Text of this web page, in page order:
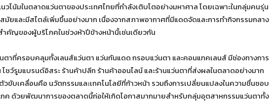
น้มในตลาดแว่นตาของประเทศไทยที่กำลังเติบโตอย่างมหาศาล โดยเฉพาะในกลุ่มคนรุ่น
มัยและมีสไตล์เพิ่มขึ้นอย่างมาก เนื่องจากสภาพอากาศที่มีแดดจัดและการทำกิจกรรมกลาง
คัญของผู้บริโภคในช่วงห้าปีข้างหน้านี้เช่นเดียวกัน
ที่ครอบคลุมทั้งเลนส์แว่นตา แว่นกันแดด กรอบแว่นตา และคอนแทคเลนส์ มีช่องทางการ
ชว์รูมแบรนด์อิสระ ร้านค้าปลีก ร้านค้าออนไลน์ และร้านแว่นตาที่ส่งผลในตลาดอย่างมาก
ขับเคลื่อนคือ นวัตกรรมและเทคโนโลยีที่ก้าวหน้า รวมถึงการเปลี่ยนแปลงในความชื่นชอบ
ค ด้วยพัฒนาการของตลาดนี้ก่อให้เกิดโอกาสมากมายสำหรับกลุ่มอุตสาหกรรมแว่นตาทั้ง